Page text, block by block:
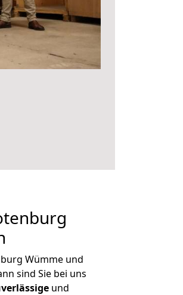
Wümme und
sind Sie bei uns
und